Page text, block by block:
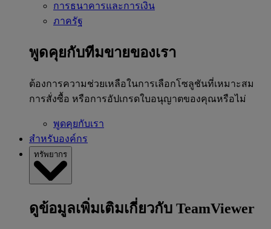
การธนาคารและการเงิน
ภาครัฐ
พูดคุยกับทีมขายของเรา
ต้องการความช่วยเหลือในการเลือกโซลูชันที่เหมาะสม
การสั่งซื้อ หรือการอัปเกรดใบอนุญาตของคุณหรือไม่
พูดคุยกับเรา
สำหรับองค์กร
ทรัพยากร
ดูข้อมูลเพิ่มเติมเกี่ยวกับ TeamViewer